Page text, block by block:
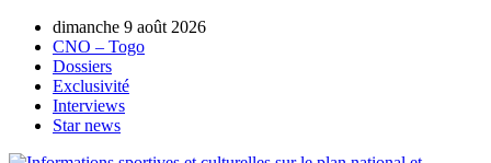
dimanche 9 août 2026
CNO – Togo
Dossiers
Exclusivité
Interviews
Star news
AUTORISATION DE LA HAAC N°0134/